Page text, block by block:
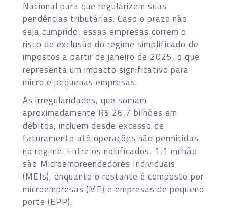
Nacional para que regularizem suas
pendências tributárias. Caso o prazo não
seja cumprido, essas empresas correm o
risco de exclusão do regime simplificado de
impostos a partir de janeiro de 2025, o que
representa um impacto significativo para
micro e pequenas empresas.
As irregularidades, que somam
aproximadamente R$ 26,7 bilhões em
débitos, incluem desde excesso de
faturamento até operações não permitidas
no regime. Entre os notificados, 1,1 milhão
são Microempreendedores Individuais
(MEIs), enquanto o restante é composto por
microempresas (ME) e empresas de pequeno
porte (EPP).